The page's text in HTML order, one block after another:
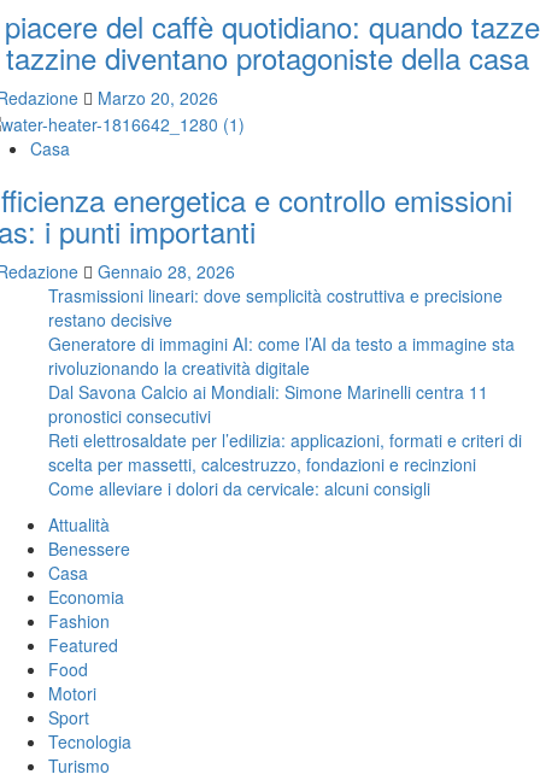
del caffè quotidiano: quando tazze
diventano protagoniste della casa
Marzo 20, 2026
Casa
energetica e controllo emissioni
i punti importanti
Gennaio 28, 2026
Trasmissioni lineari: dove semplicità costruttiva e precisione
restano decisive
Generatore di immagini AI: come l’AI da testo a immagine sta
rivoluzionando la creatività digitale
Dal Savona Calcio ai Mondiali: Simone Marinelli centra 11
pronostici consecutivi
Reti elettrosaldate per l’edilizia: applicazioni, formati e criteri di
scelta per massetti, calcestruzzo, fondazioni e recinzioni
Come alleviare i dolori da cervicale: alcuni consigli
Attualità
Benessere
Casa
Economia
Fashion
Featured
Food
Motori
Sport
Tecnologia
Turismo